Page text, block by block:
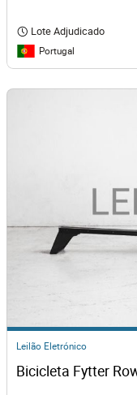
Lote Adjudicado
Portugal
Leilão Eletrónico